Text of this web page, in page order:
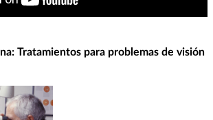
Tratamientos para problemas de visión